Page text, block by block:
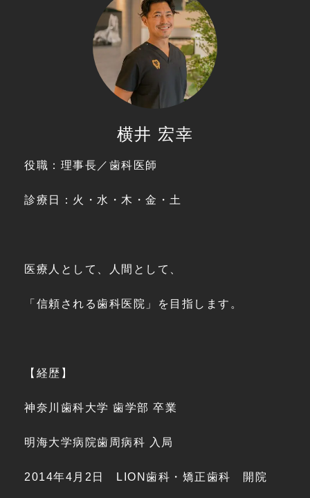
横井 宏幸
役職：理事長／歯科医師
診療日：火・水・木・金・土
医療人として、人間として、
「信頼される歯科医院」を目指します。
【経歴】
神奈川歯科大学 歯学部 卒業
明海大学病院歯周病科 入局
2014年4月2日 LION歯科・矯正歯科 開院